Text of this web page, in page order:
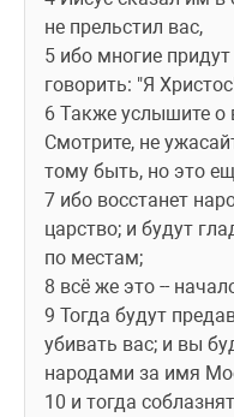
не прельстил вас,
5 ибо многие
говорить: "Я
6 Также услышите о
Смотрите, не
тому быть, но это
7 ибо восстанет
царство; и будут
по местам;
8 всё же это --
9 Тогда будут
убивать вас; и вы
народами за имя
10 и тогда